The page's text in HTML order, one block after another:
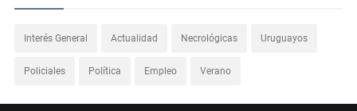
Interés General Actualidad Necrológicas Uruguayos
Policiales Política Empleo Verano